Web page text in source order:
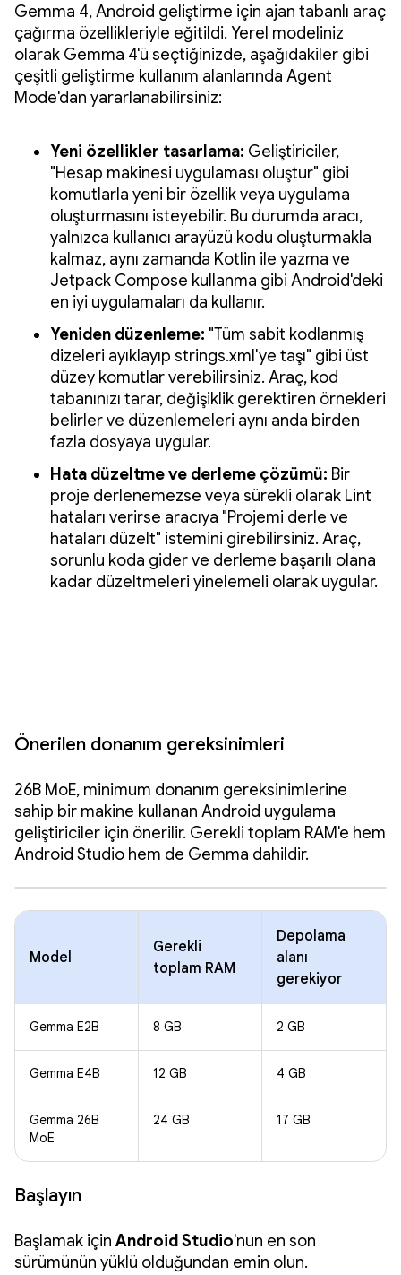
Gemma 4, Android geliştirme için ajan tabanlı araç
çağırma özellikleriyle eğitildi. Yerel modeliniz
olarak Gemma 4'ü seçtiğinizde, aşağıdakiler gibi
çeşitli geliştirme kullanım alanlarında Agent
Mode'dan yararlanabilirsiniz:
Yeni özellikler tasarlama: Geliştiriciler,
"Hesap makinesi uygulaması oluştur" gibi
komutlarla yeni bir özellik veya uygulama
oluşturmasını isteyebilir. Bu durumda aracı,
yalnızca kullanıcı arayüzü kodu oluşturmakla
kalmaz, aynı zamanda Kotlin ile yazma ve
Jetpack Compose kullanma gibi Android'deki
en iyi uygulamaları da kullanır.
Yeniden düzenleme: "Tüm sabit kodlanmış
dizeleri ayıklayıp strings.xml'ye taşı" gibi üst
düzey komutlar verebilirsiniz. Araç, kod
tabanınızı tarar, değişiklik gerektiren örnekleri
belirler ve düzenlemeleri aynı anda birden
fazla dosyaya uygular.
Hata düzeltme ve derleme çözümü: Bir
proje derlenemezse veya sürekli olarak Lint
hataları verirse aracıya "Projemi derle ve
hataları düzelt" istemini girebilirsiniz. Araç,
sorunlu koda gider ve derleme başarılı olana
kadar düzeltmeleri yinelemeli olarak uygular.
Önerilen donanım gereksinimleri
26B MoE, minimum donanım gereksinimlerine
sahip bir makine kullanan Android uygulama
geliştiriciler için önerilir. Gerekli toplam RAM'e hem
Android Studio hem de Gemma dahildir.
Model
Gerekli
toplam RAM
Depolama
alanı
gerekiyor
Gemma E2B 8 GB 2 GB
Gemma E4B 12 GB 4 GB
Gemma 26B
MoE
24 GB 17 GB
Başlayın
Başlamak için Android Studio'nun en son
sürümünün yüklü olduğundan emin olun.